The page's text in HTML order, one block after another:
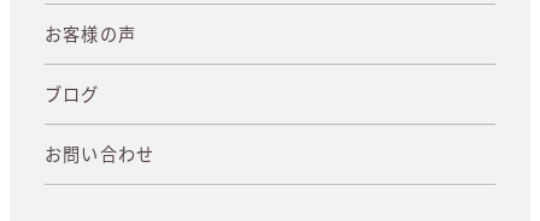
お客様の声
ブログ
お問い合わせ